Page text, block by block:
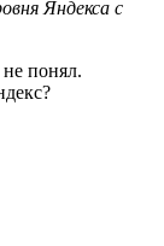
Яндекса с
понял.